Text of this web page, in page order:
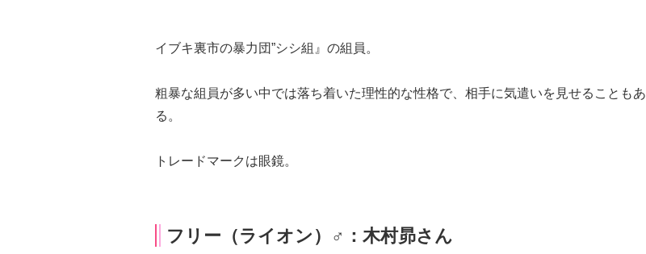
イブキ裏市の暴力団”シシ組』の組員。
粗暴な組員が多い中では落ち着いた理性的な性格で、相手に気遣いを見せることもあ
る。
トレードマークは眼鏡。
フリー（ライオン）♂：木村昴さん